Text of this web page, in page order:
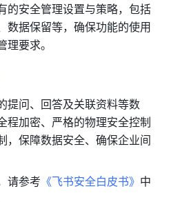
的安全管理设置与策略，包括
数据保留等，确保功能的使用
要求。
提问、回答及关联资料等数
程加密、严格的物理安全控制
，保障数据安全、确保企业间
请参考 《飞书安全白皮书》 中